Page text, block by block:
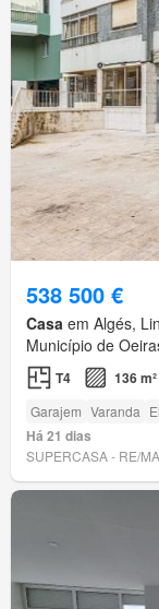
538 500 €
Casa em Algés,
Município de
T4 136 m²
Garajem Varanda
Há 21 dias
SUPERCASA - RE/